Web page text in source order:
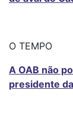
O TEMPO
A OAB não
presidente